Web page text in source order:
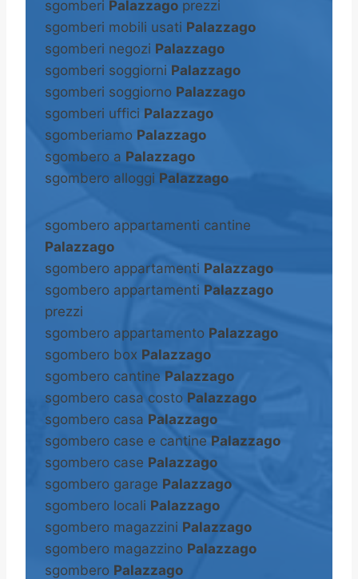
sgomberi Palazzago prezzi
sgomberi mobili usati Palazzago
sgomberi negozi Palazzago
sgomberi soggiorni Palazzago
sgomberi soggiorno Palazzago
sgomberi uffici Palazzago
sgomberiamo Palazzago
sgombero a Palazzago
sgombero alloggi Palazzago
sgombero appartamenti cantine
Palazzago
sgombero appartamenti Palazzago
sgombero appartamenti Palazzago
prezzi
sgombero appartamento Palazzago
sgombero box Palazzago
sgombero cantine Palazzago
sgombero casa costo Palazzago
sgombero casa Palazzago
sgombero case e cantine Palazzago
sgombero case Palazzago
sgombero garage Palazzago
sgombero locali Palazzago
sgombero magazzini Palazzago
sgombero magazzino Palazzago
sgombero Palazzago